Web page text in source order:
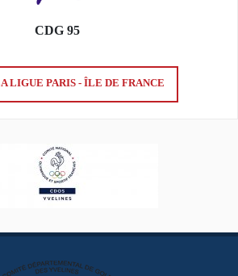
CDG 95
LIGUE PARIS - ÎLE DE FRANCE